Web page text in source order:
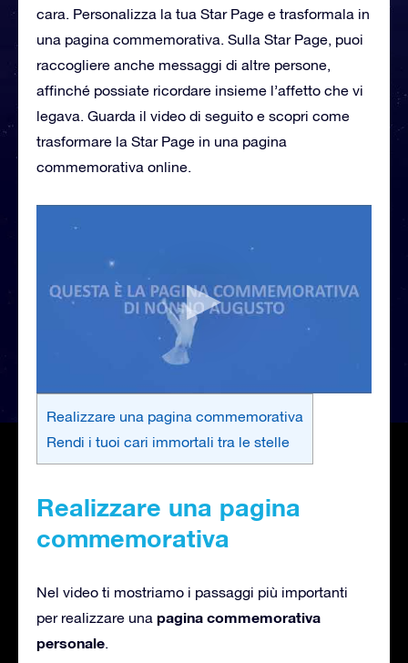
cara. Personalizza la tua Star Page e trasformala in
una pagina commemorativa. Sulla Star Page, puoi
raccogliere anche messaggi di altre persone,
affinché possiate ricordare insieme l’affetto che vi
legava. Guarda il video di seguito e scopri come
trasformare la Star Page in una pagina
commemorativa online.
Realizzare una pagina commemorativa
Rendi i tuoi cari immortali tra le stelle
Realizzare una pagina
commemorativa
Nel video ti mostriamo i passaggi più importanti
per realizzare una pagina commemorativa
personale.